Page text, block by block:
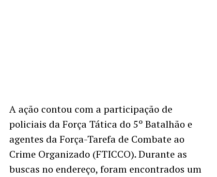
A ação contou com a participação de
policiais da Força Tática do 5º Batalhão e
agentes da Força-Tarefa de Combate ao
Crime Organizado (FTICCO). Durante as
buscas no endereço, foram encontrados um